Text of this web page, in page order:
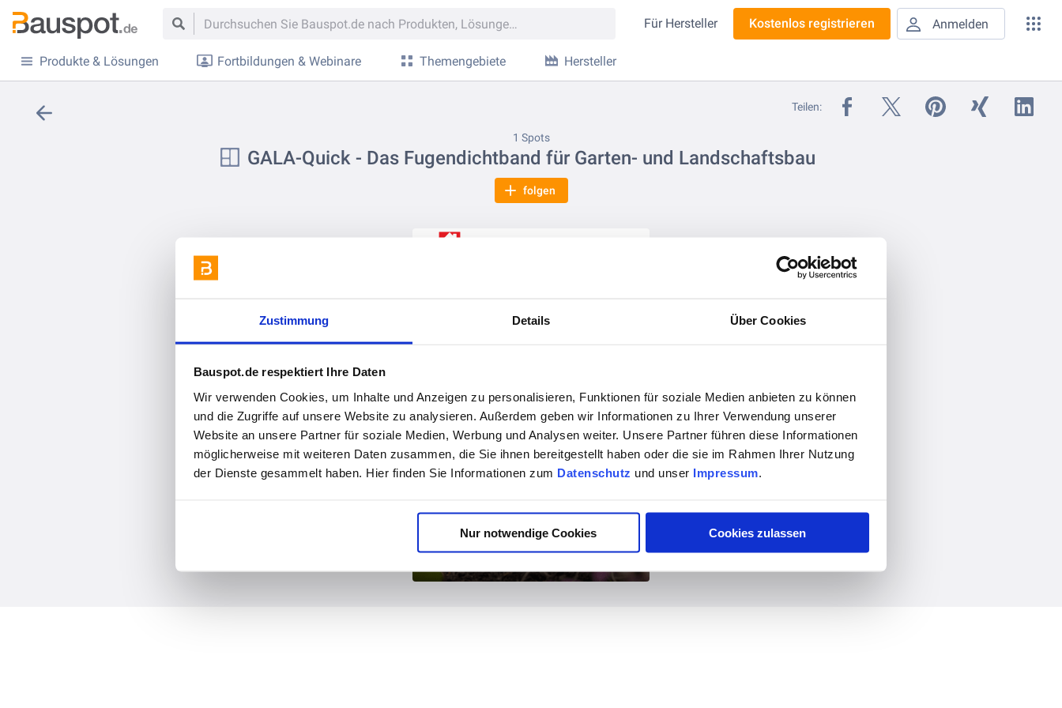
Zustimmung Details Über Cookies
Bauspot.de respektiert Ihre Daten
Wir verwenden Cookies, um Inhalte und Anzeigen zu personalisieren, Funktionen für soziale Medien anbieten zu können
und die Zugriffe auf unsere Website zu analysieren. Außerdem geben wir Informationen zu Ihrer Verwendung unserer
Website an unsere Partner für soziale Medien, Werbung und Analysen weiter. Unsere Partner führen diese Informationen
möglicherweise mit weiteren Daten zusammen, die Sie ihnen bereitgestellt haben oder die sie im Rahmen Ihrer Nutzung
der Dienste gesammelt haben. Hier finden Sie Informationen zum Datenschutz und unser Impressum.
Nur notwendige Cookies Cookies zulassen
Für Hersteller Kostenlos registrieren Anmelden
Produkte & Lösungen Fortbildungen & Webinare Themengebiete Hersteller
1 Spots
GALA-Quick - Das Fugendichtband für Garten- und Landschaftsbau
folgen
Teilen: